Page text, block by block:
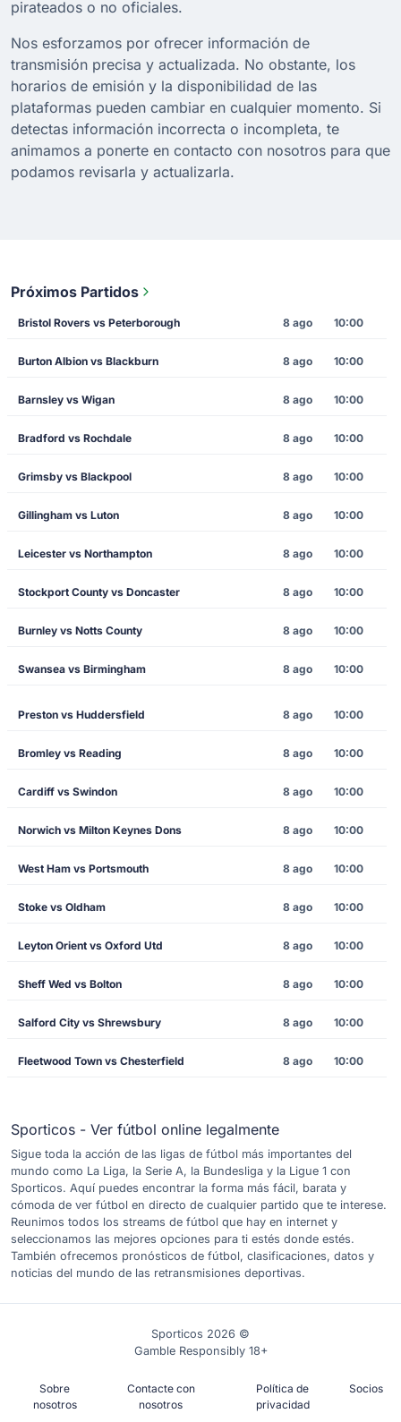
pirateados o no oficiales.
Nos esforzamos por ofrecer información de
transmisión precisa y actualizada. No obstante, los
horarios de emisión y la disponibilidad de las
plataformas pueden cambiar en cualquier momento. Si
detectas información incorrecta o incompleta, te
animamos a ponerte en contacto con nosotros para que
podamos revisarla y actualizarla.
Próximos Partidos
Bristol Rovers vs Peterborough 8 ago 10:00
Burton Albion vs Blackburn 8 ago 10:00
Barnsley vs Wigan 8 ago 10:00
Bradford vs Rochdale 8 ago 10:00
Grimsby vs Blackpool 8 ago 10:00
Gillingham vs Luton 8 ago 10:00
Leicester vs Northampton 8 ago 10:00
Stockport County vs Doncaster 8 ago 10:00
Burnley vs Notts County 8 ago 10:00
Swansea vs Birmingham 8 ago 10:00
Preston vs Huddersfield 8 ago 10:00
Bromley vs Reading 8 ago 10:00
Cardiff vs Swindon 8 ago 10:00
Norwich vs Milton Keynes Dons 8 ago 10:00
West Ham vs Portsmouth 8 ago 10:00
Stoke vs Oldham 8 ago 10:00
Leyton Orient vs Oxford Utd 8 ago 10:00
Sheff Wed vs Bolton 8 ago 10:00
Salford City vs Shrewsbury 8 ago 10:00
Fleetwood Town vs Chesterfield 8 ago 10:00
Sporticos - Ver fútbol online legalmente
Sigue toda la acción de las ligas de fútbol más importantes del
mundo como La Liga, la Serie A, la Bundesliga y la Ligue 1 con
Sporticos. Aquí puedes encontrar la forma más fácil, barata y
cómoda de ver fútbol en directo de cualquier partido que te interese.
Reunimos todos los streams de fútbol que hay en internet y
seleccionamos las mejores opciones para ti estés donde estés.
También ofrecemos pronósticos de fútbol, clasificaciones, datos y
noticias del mundo de las retransmisiones deportivas.
Sporticos 2026 ©
Gamble Responsibly 18+
Sobre
nosotros
Contacte con
nosotros
Política de
privacidad
Socios